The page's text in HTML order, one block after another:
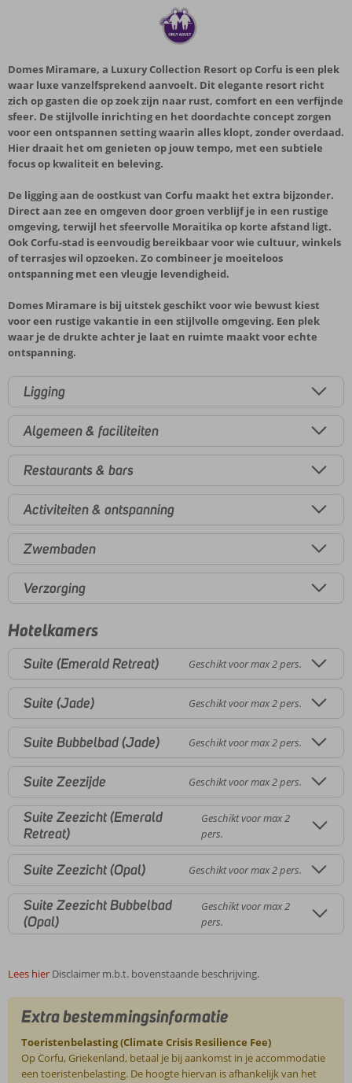
Domes Miramare, a Luxury Collection Resort op Corfu is een plek
waar luxe vanzelfsprekend aanvoelt. Dit elegante resort richt
zich op gasten die op zoek zijn naar rust, comfort en een verfijnde
sfeer. De stijlvolle inrichting en het doordachte concept zorgen
voor een ontspannen setting waarin alles klopt, zonder overdaad.
Hier draait het om genieten op jouw tempo, met een subtiele
focus op kwaliteit en beleving.
De ligging aan de oostkust van Corfu maakt het extra bijzonder.
Direct aan zee en omgeven door groen verblijf je in een rustige
omgeving, terwijl het sfeervolle Moraitika op korte afstand ligt.
Ook Corfu-stad is eenvoudig bereikbaar voor wie cultuur, winkels
of terrasjes wil opzoeken. Zo combineer je moeiteloos
ontspanning met een vleugje levendigheid.
Domes Miramare is bij uitstek geschikt voor wie bewust kiest
voor een rustige vakantie in een stijlvolle omgeving. Een plek
waar je de drukte achter je laat en ruimte maakt voor echte
ontspanning.
Ligging
Algemeen & faciliteiten
Restaurants & bars
Activiteiten & ontspanning
Zwembaden
Verzorging
Hotelkamers
Suite (Emerald Retreat) Geschikt voor max 2 pers.
Suite (Jade) Geschikt voor max 2 pers.
Suite Bubbelbad (Jade) Geschikt voor max 2 pers.
Suite Zeezijde Geschikt voor max 2 pers.
Suite Zeezicht (Emerald
Retreat)
Geschikt voor max 2
pers.
Suite Zeezicht (Opal) Geschikt voor max 2 pers.
Suite Zeezicht Bubbelbad
(Opal)
Geschikt voor max 2
pers.
Lees hier Disclaimer m.b.t. bovenstaande beschrijving.
Extra bestemmingsinformatie
Toeristenbelasting (Climate Crisis Resilience Fee)
Op Corfu, Griekenland, betaal je bij aankomst in je accommodatie
een toeristenbelasting. De hoogte hiervan is afhankelijk van het